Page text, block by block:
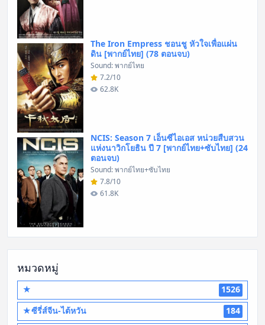
The Iron Empress ชอนชู หัวใจเพื่อแผ่น
ดิน [พากย์ไทย] (78 ตอนจบ)
Sound: พากย์ไทย
7.2/10
62.8K
NCIS: Season 7 เอ็นซีไอเอส หน่วยสืบสวน
แห่งนาวิกโยธิน ปี 7 [พากย์ไทย+ซับไทย] (24
ตอนจบ)
Sound: พากย์ไทย+ซับไทย
7.8/10
61.8K
หมวดหมู่
★
1526
★ซีรี่ส์จีน-ไต้หวัน
184